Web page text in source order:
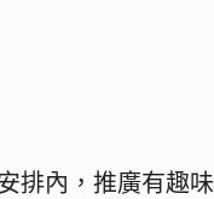
排內，推廣有趣味